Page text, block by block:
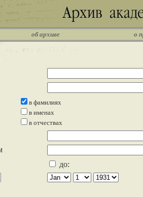
об архиве о
в фамилиях
в именах
в отчествах
до: